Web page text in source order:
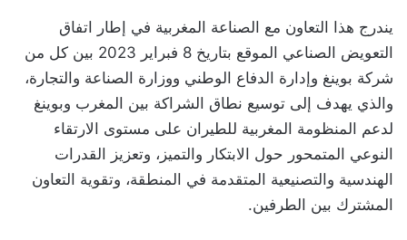
يندرج هذا التعاون مع الصناعة المغربية في إطار اتفاق
التعويض الصناعي الموقع بتاريخ 8 فبراير 2023 بين كل من
شركة بوينغ وإدارة الدفاع الوطني ووزارة الصناعة والتجارة،
والذي يهدف إلى توسيع نطاق الشراكة بين المغرب وبوينغ
لدعم المنظومة المغربية للطيران على مستوى الارتقاء
النوعي المتمحور حول الابتكار والتميز، وتعزيز القدرات
الهندسية والتصنيعية المتقدمة في المنطقة، وتقوية التعاون
المشترك بين الطرفين.